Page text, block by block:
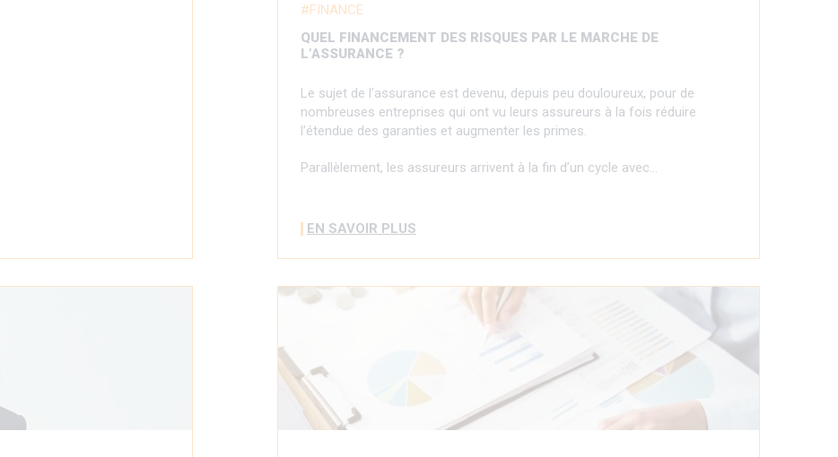
FINANCE
QUEL FINANCEMENT DES RISQUES PAR LE MARCHE DE
L’ASSURANCE ?
Le sujet de l’assurance est devenu, depuis peu douloureux, pour de
nombreuses entreprises qui ont vu leurs assureurs à la fois réduire
l’étendue des garanties et augmenter les primes.
Parallèlement, les assureurs arrivent à la fin d’un cycle avec…
EN SAVOIR PLUS